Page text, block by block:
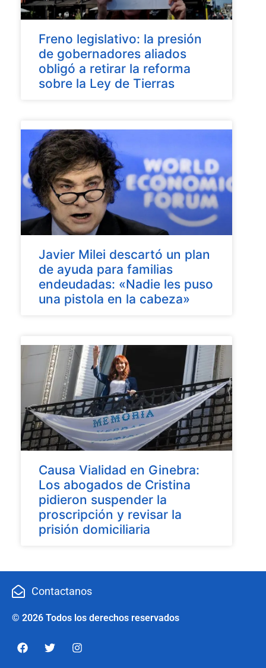
Freno legislativo: la presión
de gobernadores aliados
obligó a retirar la reforma
sobre la Ley de Tierras
Javier Milei descartó un plan
de ayuda para familias
endeudadas: «Nadie les puso
una pistola en la cabeza»
Causa Vialidad en Ginebra:
Los abogados de Cristina
pidieron suspender la
proscripción y revisar la
prisión domiciliaria
Contactanos
© 2026 Todos los derechos reservados